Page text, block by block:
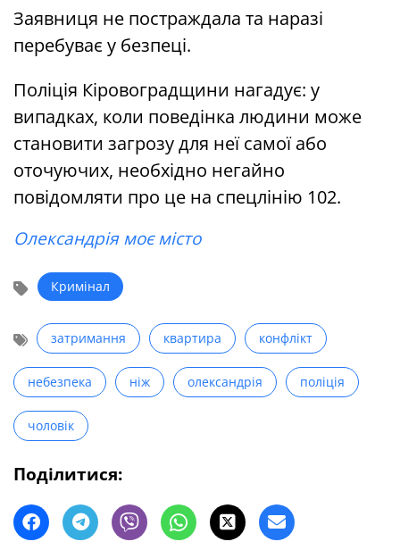
Заявниця не постраждала та наразі
перебуває у безпеці.
Поліція Кіровоградщини нагадує: у
випадках, коли поведінка людини може
становити загрозу для неї самої або
оточуючих, необхідно негайно
повідомляти про це на спецлінію 102.
Олександрія моє місто
Кримінал
затримання квартира конфлікт
небезпека ніж олександрія поліція
чоловік
Поділитися: